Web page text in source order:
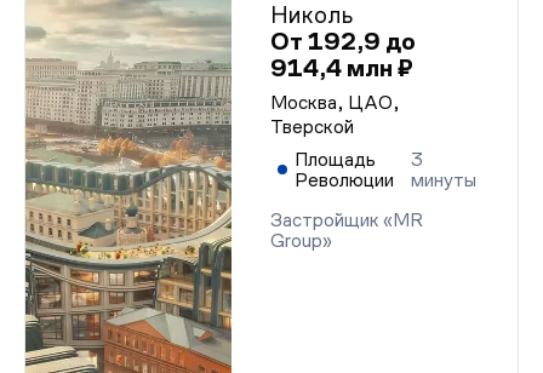
Николь
От 192,9 до
914,4 млн ₽
Москва, ЦАО,
Тверской
Площадь
Революции
3
минуты
Застройщик «MR
Group»